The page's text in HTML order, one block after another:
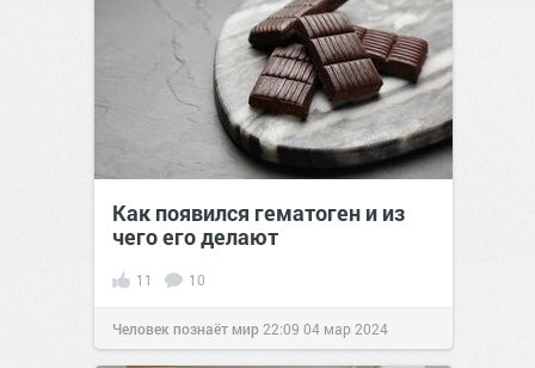
Как появился гематоген и из
чего его делают
11 10
Человек познаёт мир 22:09 04 мар 2024